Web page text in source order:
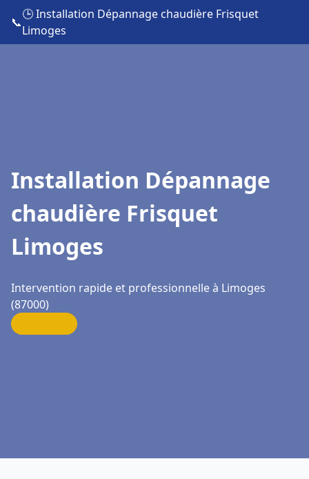
📞
🕒 Installation Dépannage chaudière Frisquet
Limoges
Installation Dépannage
chaudière Frisquet
Limoges
Intervention rapide et professionnelle à Limoges
(87000)